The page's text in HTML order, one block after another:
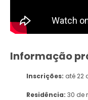
Informação
Inscrições: até 22
Residência: 30 de